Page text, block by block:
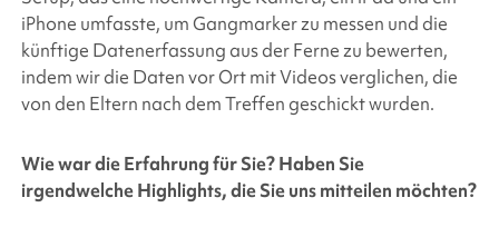
iPhone umfasste, um Gangmarker zu messen und die
künftige Datenerfassung aus der Ferne zu bewerten,
indem wir die Daten vor Ort mit Videos verglichen, die
von den Eltern nach dem Treffen geschickt wurden.
Wie war die Erfahrung für Sie? Haben Sie
irgendwelche Highlights, die Sie uns mitteilen möchten?